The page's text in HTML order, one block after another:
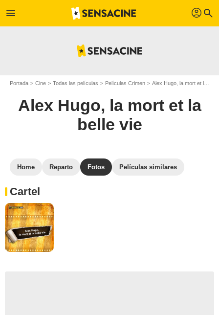
menu profil search
Portada Cine Todas las películas Películas Crimen Alex Hugo, la mort et la belle vie
Alex Hugo, la mort et la
belle vie
Home Reparto Fotos Películas similares
Cartel